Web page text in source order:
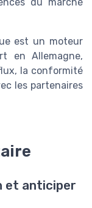
est un moteur
en Allemagne,
la conformité
les partenaires
et anticiper